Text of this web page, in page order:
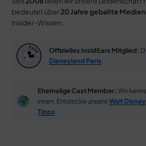
bedeutet über 20 Jahre geballte
Insider-Wissen.
Offizielles InsidEars Mitglied:
Disneyland Paris
Ehemalige Cast Member: Wir
innen. Entdecke unsereWalt
Tipps